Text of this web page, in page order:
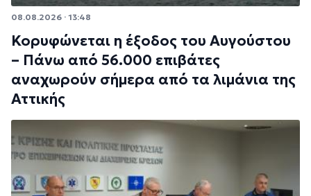
08.08.2026 · 13:48
Κορυφώνεται η έξοδος του Αυγούστου
– Πάνω από 56.000 επιβάτες
αναχωρούν σήμερα από τα λιμάνια της
Αττικής